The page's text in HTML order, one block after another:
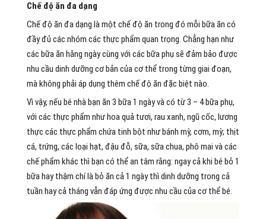
Chế độ ăn đa dạng
Chế độ ăn đa dạng là một chế độ ăn trong đó mỗi bữa ăn có
đầy đủ các nhóm các thực phẩm quan trọng. Chẳng hạn như
các bữa ăn hằng ngày cùng với các bữa phụ sẽ đảm bảo được
nhu cầu dinh dưỡng cơ bản của cơ thể trong từng giai đoạn,
mà không phải áp dụng thêm chế độ ăn đặc biệt nào.
Vì vậy, nếu bé nhà bạn ăn 3 bữa 1 ngày và có từ 3 – 4 bữa phụ,
với các thực phẩm như hoa quả tươi, rau xanh, ngũ cốc, lương
thực các thực phẩm chứa tinh bột như bánh mỳ, cơm, mỳ; thịt
cá, trứng, các loại hạt, đậu đỗ, sữa, sữa chua, phô mai và các
chế phẩm khác thì bạn có thể an tâm rằng: ngay cả khi bé bỏ 1
bữa hay thậm chí là bỏ ăn cả 1 ngày thì dinh dưỡng trong cả
tuần hay cả tháng vẫn đáp ứng được nhu cầu của cơ thể bé.